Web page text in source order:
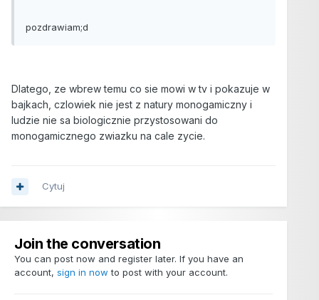
pozdrawiam;d
Dlatego, ze wbrew temu co sie mowi w tv i pokazuje w
bajkach, czlowiek nie jest z natury monogamiczny i
ludzie nie sa biologicznie przystosowani do
monogamicznego zwiazku na cale zycie.
Cytuj
Join the conversation
You can post now and register later. If you have an
account, sign in now to post with your account.